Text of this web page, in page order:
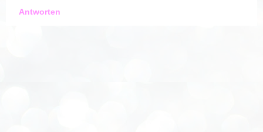
Antworten